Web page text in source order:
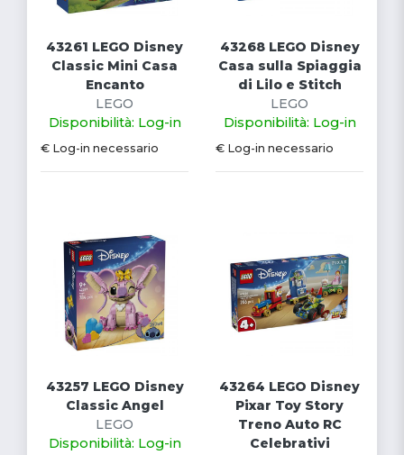
43261 LEGO Disney
Classic Mini Casa
Encanto
LEGO
Disponibilità: Log-in
€ Log-in necessario
43268 LEGO Disney
Casa sulla Spiaggia
di Lilo e Stitch
LEGO
Disponibilità: Log-in
€ Log-in necessario
43257 LEGO Disney
Classic Angel
LEGO
Disponibilità: Log-in
43264 LEGO Disney
Pixar Toy Story
Treno Auto RC
Celebrativi